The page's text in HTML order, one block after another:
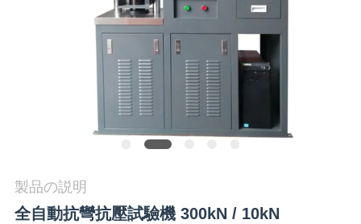
私
達
製品の説明
全自動抗彎抗壓試驗機 300kN / 10kN